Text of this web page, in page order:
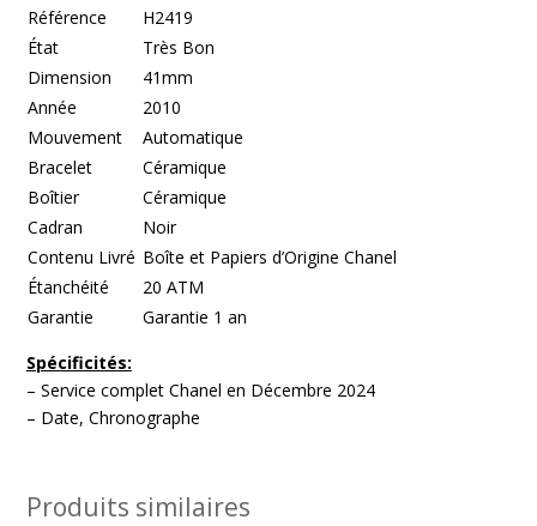
Référence
H2419
État
Très Bon
Dimension
41mm
Année
2010
Mouvement
Automatique
Bracelet
Céramique
Boîtier
Céramique
Cadran
Noir
Contenu Livré Boîte et Papiers d’Origine Chanel
Étanchéité
20 ATM
Garantie
Garantie 1 an
Spécificités:
– Service complet Chanel en Décembre 2024
– Date, Chronographe
Produits similaires